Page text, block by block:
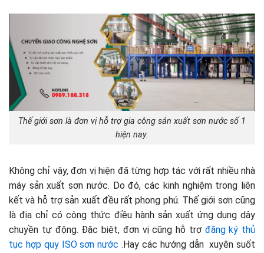
Thế giới sơn là đơn vị hỗ trợ gia công sản xuất sơn nước số 1
hiện nay.
Không chỉ vậy, đơn vị hiện đã từng hợp tác với rất nhiều nhà
máy sản xuất sơn nước. Do đó, các kinh nghiệm trong liên
kết và hỗ trợ sản xuất đều rất phong phú. Thế giới sơn cũng
là địa chỉ có công thức điều hành sản xuất ứng dụng dây
chuyền tự động. Đặc biệt, đơn vị cũng hỗ trợ đăng ký thủ
tục hợp quy ISO sơn nước .Hay các hướng dẫn xuyên suốt